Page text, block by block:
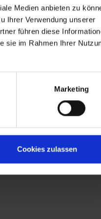
Medien anbieten zu
Ihrer Verwendung unserer
führen diese
sie im Rahmen Ihrer
Marketing
Cookies zulassen
der Hygiene- und
mit den Kunden,
Team gemeinsam zu